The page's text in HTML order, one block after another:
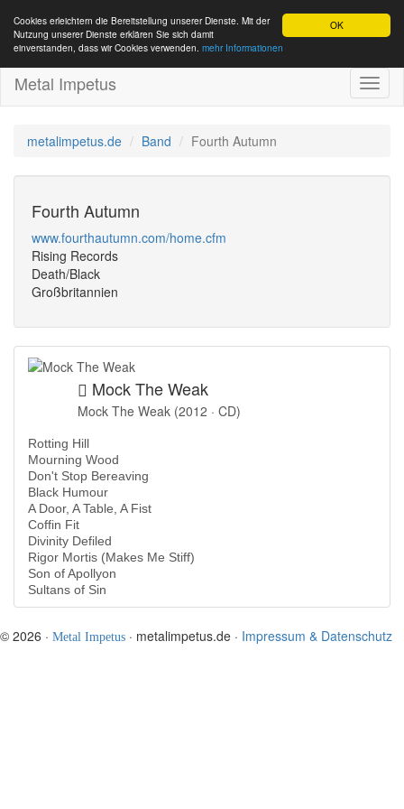
OK
Cookies erleichtern die Bereitstellung unserer Dienste. Mit der
Nutzung unserer Dienste erklären Sie sich damit
einverstanden, dass wir Cookies verwenden. mehr Informationen
Metal Impetus
metalimpetus.de Band Fourth Autumn
Fourth Autumn
www.fourthautumn.com/home.cfm
Rising Records
Death/Black
Großbritannien
Mock The Weak
Mock The Weak (2012 · CD)
Rotting Hill
Mourning Wood
Don't Stop Bereaving
Black Humour
A Door, A Table, A Fist
Coffin Fit
Divinity Defiled
Rigor Mortis (Makes Me Stiff)
Son of Apollyon
Sultans of Sin
© 2026 · Metal Impetus · metalimpetus.de · Impressum & Datenschutz